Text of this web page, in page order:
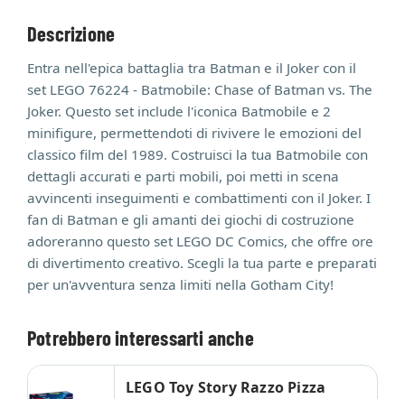
Descrizione
Entra nell'epica battaglia tra Batman e il Joker con il
set LEGO 76224 - Batmobile: Chase of Batman vs. The
Joker. Questo set include l'iconica Batmobile e 2
minifigure, permettendoti di rivivere le emozioni del
classico film del 1989. Costruisci la tua Batmobile con
dettagli accurati e parti mobili, poi metti in scena
avvincenti inseguimenti e combattimenti con il Joker. I
fan di Batman e gli amanti dei giochi di costruzione
adoreranno questo set LEGO DC Comics, che offre ore
di divertimento creativo. Scegli la tua parte e preparati
per un'avventura senza limiti nella Gotham City!
Potrebbero interessarti anche
LEGO Toy Story Razzo Pizza